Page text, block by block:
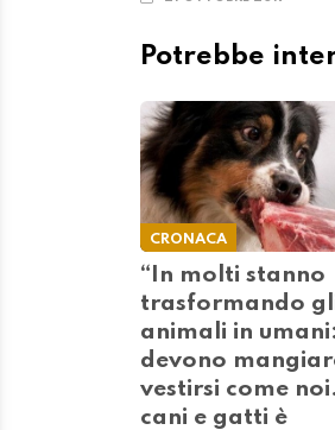
Potrebbe
CRONACA
“In molti stanno
trasformando
animali in
devono
vestirsi come
cani e gatti è